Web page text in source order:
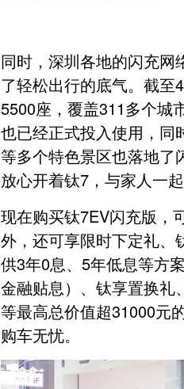
同时，深圳各地的闪充网
了轻松出行的底气。截至
5500座，覆盖311多个城
也已经正式投入使用，同
等多个特色景区也落地了
放心开着钛7，与家人一
现在购买钛7EV闪充版，
外，还可享限时下定礼、
供3年0息、5年低息等方
金融贴息）、钛享置换礼
等最高总价值超31000元
购车无忧。